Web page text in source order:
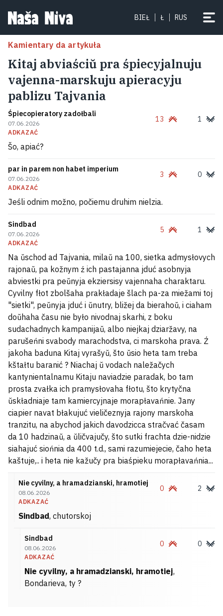
BIEŁ Ł RUS
Kamientary da artykuła
Kitaj abviaściŭ pra śpiecyjalnuju
vajenna-marskuju apieracyju
pablizu Tajvania
Śpiecopieratory zadołbali
07.06.2026
ADKAZAĆ
13 1
Šo, apiać?
par in parem non habet imperium
07.06.2026
ADKAZAĆ
3 0
Jeśli odnim možno, počiemu druhim nielzia.
Sindbad
07.06.2026
ADKAZAĆ
5 1
Na ŭschod ad Tajvania, milaŭ na 100, sietka admysłovych
rajonaŭ, pa kožnym ź ich pastajanna jduć asobnyja
abviestki pra peŭnyja ekziersisy vajennaha charaktaru.
Cyvilny fłot zbolšaha prakładaje šlach pa-za miežami toj
"sietki", peŭnyja jduć i ŭnutry, bližej da bierahoŭ, i ciaham
doŭhaha času nie było nivodnaj skarhi, z boku
sudachadnych kampanijaŭ, albo niejkaj dziaržavy, na
parušeńni svabody marachodstva, ci marskoha prava. Ź
jakoha baduna Kitaj vyrašyŭ, što ŭsio heta tam treba
kštałtu baranić ? Niachaj ŭ vodach naležačych
kantynientalnamu Kitaju naviadzie paradak, bo tam
prosta zvałka ich pramysłovaha fłotu, što krytyčna
ŭskładniaje tam kamiercyjnaje morapłavańnie. Jany
ciapier navat błakujuć vieličeznyja rajony marskoha
tranzitu, na abychod jakich davodzicca stračvać časam
da 10 hadzinaŭ, a ŭličvajučy, što sutki frachta dzie-nidzie
siahajuć siońnia da 400 t.d., sami razumiejecie, čaho heta
kaštuje,.. i heta nie kažučy pra biaśpieku morapłavańnia...
Nie cyvilny, a hramadzianski, hramotiej
08.06.2026
ADKAZAĆ
0 2
Sindbad, chutorskoj
Sindbad
08.06.2026
ADKAZAĆ
0 0
Nie cyvilny, a hramadzianski, hramotiej,
Bondarieva, ty ?